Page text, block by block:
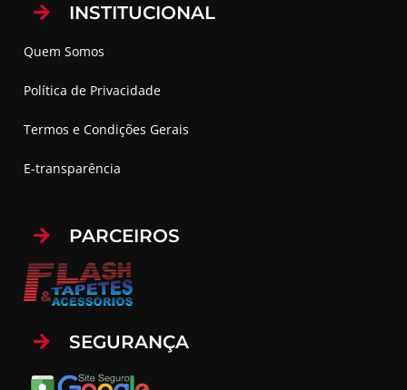
INSTITUCIONAL
Quem Somos
Política de Privacidade
Termos e Condições Gerais
E-transparência
PARCEIROS
SEGURANÇA